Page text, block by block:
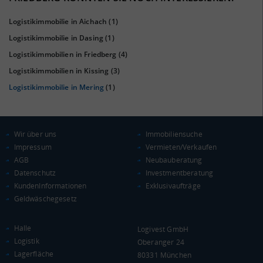
Euro pro Kopf
(Landkreis / Kreisfreie Stadt)
Kaufkraftindex
KAUFKRAFT - EURO PRO KOPF
Landkreis / Kreisfreie Stadt
Bundesland
Deutschland
Logistikimmobilie in Aichach (1)
Logistikimmobilie in Dasing(1)
Logistikimmobilien in Friedberg (4)
Logistikimmobilien in Kissing (3)
Logistikimmobilie in Mering(1)
Wir über uns
Impressum
AGB
Datenschutz
KundenInformationen
Geldwäschegesetz
Immobiliensuche
Vermieten/Verkaufen
Neubauberatung
Investmentberatung
Exklusivaufträge
Halle
Logistik
Lagerfläche
Logivest GmbH
Oberanger 24
80331 München